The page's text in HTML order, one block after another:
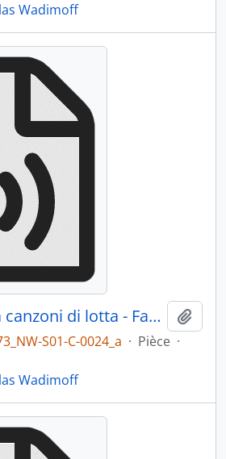
Wadimoff
Palestina libera canzoni di lotta - Face A
S01-C-0024_a · Pièce ·
Wadimoff